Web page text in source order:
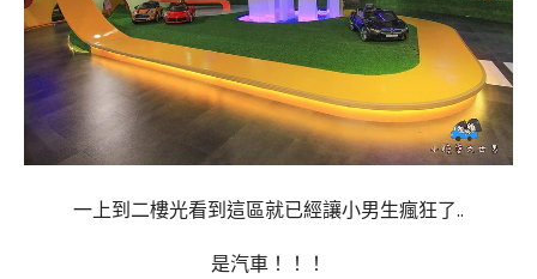
一上到二樓光看到這區就已經讓小男生瘋狂了..
是汽車！！！